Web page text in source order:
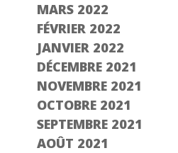
MARS 2022
FÉVRIER 2022
JANVIER 2022
DÉCEMBRE 2021
NOVEMBRE 2021
OCTOBRE 2021
SEPTEMBRE 2021
AOÛT 2021